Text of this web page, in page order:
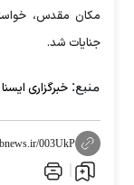
مکان مقدس،
جنایات شد.
منبع: خبرگزاری ایسنا
003UkP